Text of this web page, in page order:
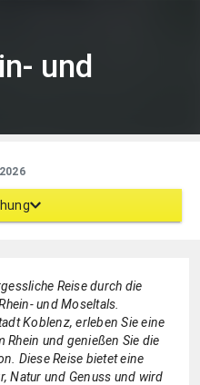
und
Reise durch die
und Moseltals.
Koblenz, erleben Sie eine
und genießen Sie die
Diese Reise bietet eine
Natur und Genuss und wird